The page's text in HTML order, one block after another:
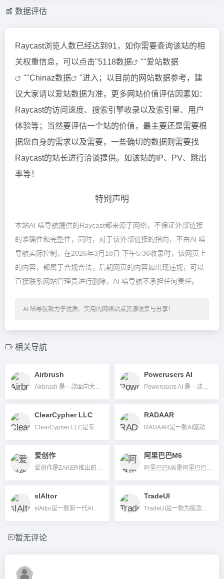
数据评估
Raycast浏览人数已经达到91，如你需要查询该站的相
关权重信息，可以点击"5118数据 ""爱站数据
""Chinaz数据
"进入；以目前的网站数据参考，建
议大家请以爱站数据为准，更多网站价值评估因素如：
Raycast的访问速度、搜索引擎收录以及索引量、用户
体验等；当然要评估一个站的价值，最主要还是需要根
据您自身的需求以及需要，一些确切的数据则需要找
Raycast的站长进行洽谈提供。如该站的IP、PV、跳出
率等！
特别声明
本站AI 喵导航提供的Raycast都来源于网络，不保证外部链接
的准确性和完整性，同时，对于该外部链接的指向，不由AI 喵
导航实际控制，在2026年3月18日 下午5:36收录时，该网页上
的内容，都属于合规合法，后期网页的内容如出现违规，可以
直接联系网站管理员进行删除，AI 喵导航不承担任何责任。
AI 喵导航致力于优质、实用的网络站点资源收集与分享！
相关导航
Airbrush
Airbrush 是一款面向大众的 AI 图像生成与编辑平台，支持多类型模型和一站式视觉创作。
Powerusers AI
Powerusers AI 是一款深度集成 Office 全家桶的 AI 办公工具，助力用户智能高效创作及管理文档和演示内容。
ClearCypher LLC
ClearCypher LLC是专注于多模态AI（如语音识别、合成、翻译及内容处理）的企业级智能平台，适合政企高端应用。
RADAAR
RADAAR是一款AI驱动的社交媒体管理一体化平台，帮助企业与个人高效运营、排程、分析多平台社交内容。
爱创作
爱创作是ZAKER推出的一站式AI内容创作工具，专注于中文场景，提供多种内容类型的智能生成。
阿里巴巴M6
阿里巴巴M6是阿里巴巴达摩院发布的超大规模中文跨模态预训练模型平台，以低碳高效的方式实现了跨模态内容生成和行业级AI赋能。
slAItor
slAItor是一款新一代AI翻译助手，支持多格式文件批量翻译，并具备逐步翻译解说、翻译风格切换和智能纠错等特色，适合学习、专业和商业多场景使用。
TradeUI
TradeUI是一款为股票、期权和ETF交易者设计的AI驱动投资交易辅助平台，聚合实时选项流、技术分析和智能信号，多终端兼容，助力高效决策。
暂无评论